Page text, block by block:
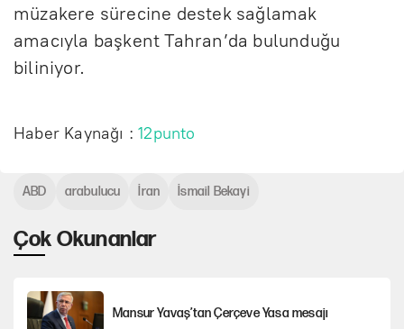
müzakere sürecine destek sağlamak
amacıyla başkent Tahran’da bulunduğu
biliniyor.
Haber Kaynağı :12punto
Çok Okunanlar
Mansur Yavaş’tan Çerçeve Yasa mesajı
ABD arabulucu İran İsmail Bekayi